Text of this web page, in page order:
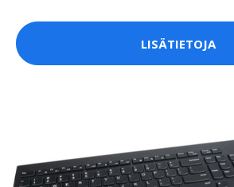
LISÄTIETOJA